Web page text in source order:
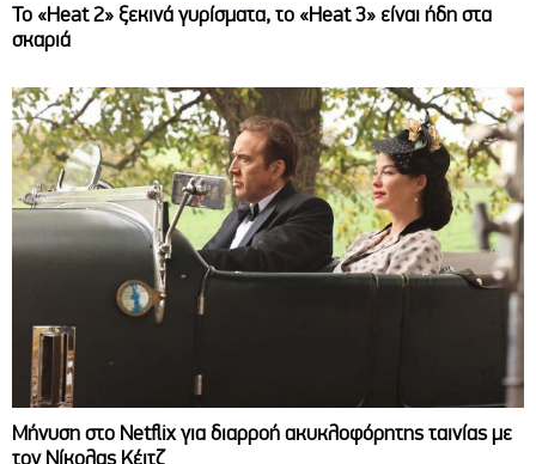
Το «Heat 2» ξεκινά γυρίσματα, το «Heat 3» είναι ήδη στα
σκαριά
Μήνυση στο Netflix για διαρροή ακυκλοφόρητης ταινίας με
τον Νίκολας Κέιτζ